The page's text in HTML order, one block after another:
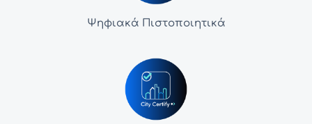
Ψηφιακά Πιστοποιητικά